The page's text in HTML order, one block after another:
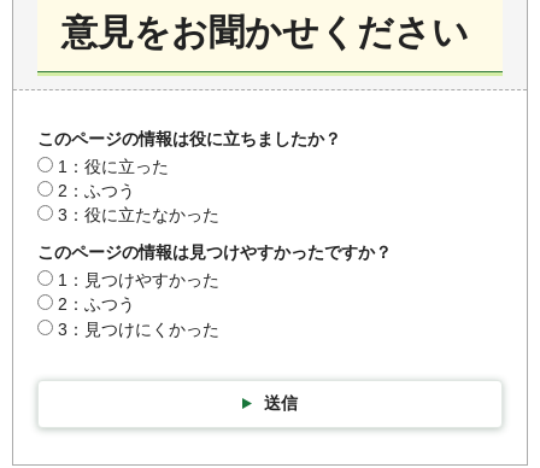
意見をお聞かせください
このページの情報は役に立ちましたか？
1：役に立った
2：ふつう
3：役に立たなかった
このページの情報は見つけやすかったですか？
1：見つけやすかった
2：ふつう
3：見つけにくかった
送信